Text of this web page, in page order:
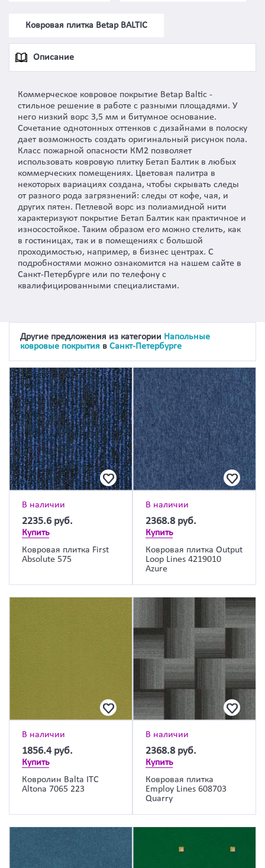
Ковровая плитка Betap BALTIC
Описание
Коммерческое ковровое покрытие Betap Baltic -
стильное решение в работе с разными площадями. У
него низкий ворс 3,5 мм и битумное основание.
Сочетание однотонных оттенков с дизайнами в полоску
дает возможность создать оригинальный рисунок пола.
Класс пожарной опасности КМ2 позволяет
использовать ковровую плитку Бетап Балтик в любых
коммерческих помещениях. Цветовая палитра в
некоторых вариациях создана, чтобы скрывать следы
от разного рода загрязнений: следы от кофе, чая, и
других пятен. Петлевой ворс из полиамидной нити
характеризуют покрытие Бетап Балтик как практичное и
износостойкое. Таким образом его можно стелить, как
в гостиницах, так и в помещениях с большой
проходимостью, например, в бизнес центрах. С
подробностями можно ознакомится на нашем сайте в
Санкт-Петербурге или по телефону с
квалифицированными специалистами.
Другие предложения из категории Напольные
ковровые покрытия в Санкт-Петербурге
В наличии
2235.6 руб.
Купить
Ковровая плитка First
Absolute 575
В наличии
2368.8 руб.
Купить
Ковровая плитка Output
Loop Lines 4219010
Azure
В наличии
1856.4 руб.
Купить
Ковролин Balta ITC
Altona 7065 223
В наличии
2368.8 руб.
Купить
Ковровая плитка
Employ Lines 608703
Quarry